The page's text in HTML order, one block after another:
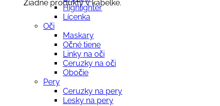
Žiadne produkty v kabelke.
Highlighter
Lícenka
Oči
Maskary
Očné tiene
Linky na oči
Ceruzky na oči
Obočie
Pery
Ceruzky na pery
Lesky na pery